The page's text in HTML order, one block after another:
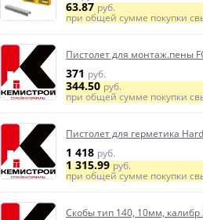
63.87руб.
при общей сумме покупки
Пистолет для монтаж.пены
371 руб.
344.50руб.
при общей сумме покупки
Пистолет для герметика
1 418 руб.
1 315.99руб.
при общей сумме покупки
Скобы тип 140, 10мм, калибр